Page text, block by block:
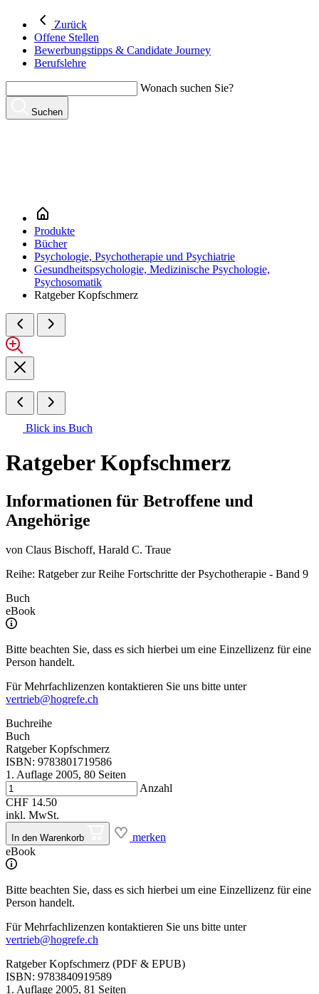
Zurück
Offene Stellen
Bewerbungstipps & Candidate Journey
Berufslehre
Wonach suchen Sie?
Suchen
Produkte
Bücher
Psychologie, Psychotherapie und Psychiatrie
Gesundheitspsychologie, Medizinische Psychologie,
Psychosomatik
Ratgeber Kopfschmerz
Blick ins Buch
Ratgeber Kopfschmerz
Informationen für Betroffene und
Angehörige
von Claus Bischoff, Harald C. Traue
Reihe: Ratgeber zur Reihe Fortschritte der Psychotherapie - Band 9
Buch
eBook
Bitte beachten Sie, dass es sich hierbei um eine Einzellizenz für eine
Person handelt.
Für Mehrfachlizenzen kontaktieren Sie uns bitte unter
vertrieb@hogrefe.ch
Buchreihe
Buch
Ratgeber Kopfschmerz
ISBN: 9783801719586
1. Auflage 2005, 80 Seiten
Anzahl
CHF 14.50
inkl. MwSt.
In den Warenkorb
merken
eBook
Bitte beachten Sie, dass es sich hierbei um eine Einzellizenz für eine
Person handelt.
Für Mehrfachlizenzen kontaktieren Sie uns bitte unter
vertrieb@hogrefe.ch
Ratgeber Kopfschmerz (PDF & EPUB)
ISBN: 9783840919589
1. Auflage 2005, 81 Seiten